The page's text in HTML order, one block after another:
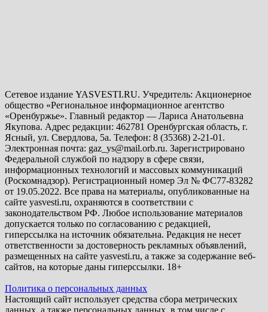
Сетевое издание YASVESTI.RU. Учредитель: Акционерное
общество «Региональное информационное агентство
«Оренбуржье». Главный редактор — Лариса Анатольевна
Якупова. Адрес редакции: 462781 Оренбургская область, г.
Ясный, ул. Свердлова, 5а. Телефон: 8 (35368) 2-21-01.
Электронная почта: gaz_ys@mail.orb.ru. Зарегистрировано
Федеральной службой по надзору в сфере связи,
информационных технологий и массовых коммуникаций
(Роскомнадзор). Регистрационный номер Эл № ФС77-83282
от 19.05.2022. Все права на материалы, опубликованные на
сайте yasvesti.ru, охраняются в соответствии с
законодательством РФ. Любое использование материалов
допускается только по согласованию с редакцией,
гиперссылка на источник обязательна. Редакция не несет
ответственности за достоверность рекламных объявлений,
размещенных на сайте yasvesti.ru, а также за содержание веб-
сайтов, на которые даны гиперссылки. 18+
Политика о персональных данных
Настоящий сайт использует средства сбора метрических
данных, а также персональных данных, в том числе с